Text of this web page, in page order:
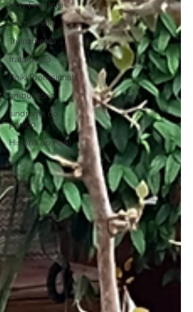
Holy Fire Reiki
Animal Reiki
Treinamento
tratamento
Reiki Profissional
ambulatório
sindrome do
panico
História do Reiki